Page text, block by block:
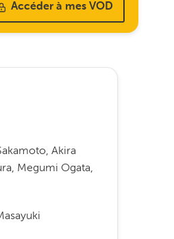
Accéder à mes VOD
Akira
Megumi Ogata,